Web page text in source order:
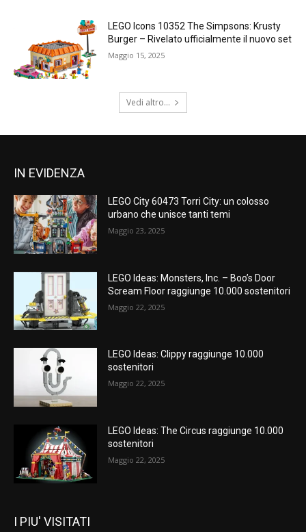
LEGO Icons 10352 The Simpsons: Krusty
Burger – Rivelato ufficialmente il nuovo set
Maggio 15, 2025
Vedi altro...
IN EVIDENZA
LEGO City 60473 Torri City: un colosso
urbano che unisce tanti temi
Maggio 23, 2025
LEGO Ideas: Monsters, Inc. – Boo’s Door
Scream Floor raggiunge 10.000 sostenitori
Maggio 22, 2025
LEGO Ideas: Clippy raggiunge 10.000
sostenitori
Maggio 22, 2025
LEGO Ideas: The Circus raggiunge 10.000
sostenitori
Maggio 22, 2025
I PIU' VISITATI